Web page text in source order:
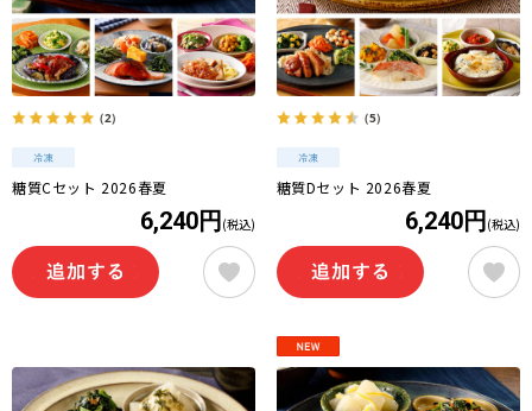
（2）
糖質Cセット 2026春夏
6,240円 (税込)
（5）
糖質Dセット 2026春夏
6,240円 (税込)